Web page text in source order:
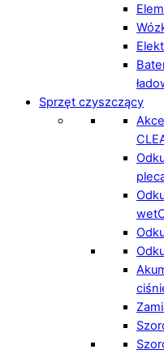
Sprzęt czyszczący